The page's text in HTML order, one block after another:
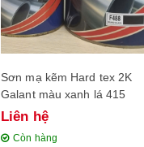
Sơn mạ kẽm Hard tex 2K
Galant màu xanh lá 415
Liên hệ
Còn hàng